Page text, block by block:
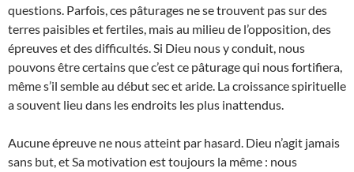
questions. Parfois, ces pâturages ne se trouvent pas sur des
terres paisibles et fertiles, mais au milieu de l’opposition, des
épreuves et des difficultés. Si Dieu nous y conduit, nous
pouvons être certains que c’est ce pâturage qui nous fortifiera,
même s’il semble au début sec et aride. La croissance spirituelle
a souvent lieu dans les endroits les plus inattendus.
Aucune épreuve ne nous atteint par hasard. Dieu n’agit jamais
sans but, et Sa motivation est toujours la même : nous